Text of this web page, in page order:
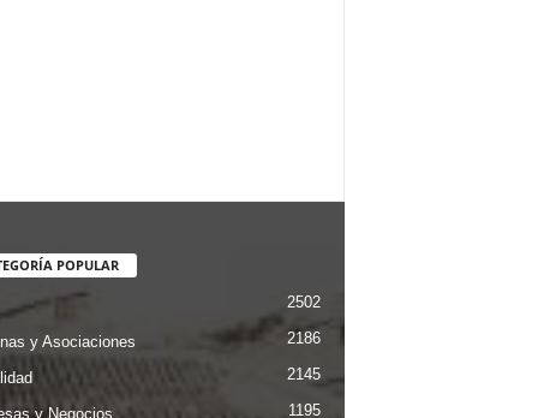
POPULAR
2502
y Asociaciones 2186
2145
y Negocios 1195